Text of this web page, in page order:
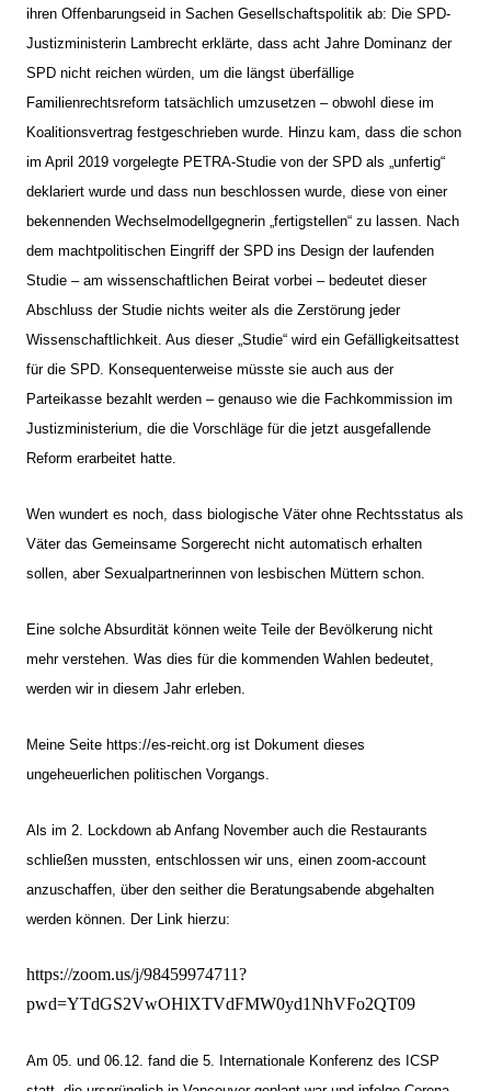
ihren Offenbarungseid in Sachen Gesellschaftspolitik ab: Die SPD-
Justizministerin Lambrecht erklärte, dass acht Jahre Dominanz der
SPD nicht reichen würden, um die längst überfällige
Familienrechtsreform tatsächlich umzusetzen – obwohl diese im
Koalitionsvertrag festgeschrieben wurde. Hinzu kam, dass die schon
im April 2019 vorgelegte PETRA-Studie von der SPD als „unfertig“
deklariert wurde und dass nun beschlossen wurde, diese von einer
bekennenden Wechselmodellgegnerin „fertigstellen“ zu lassen. Nach
dem machtpolitischen Eingriff der SPD ins Design der laufenden
Studie – am wissenschaftlichen Beirat vorbei – bedeutet dieser
Abschluss der Studie nichts weiter als die Zerstörung jeder
Wissenschaftlichkeit. Aus dieser „Studie“ wird ein Gefälligkeitsattest
für die SPD. Konsequenterweise müsste sie auch aus der
Parteikasse bezahlt werden – genauso wie die Fachkommission im
Justizministerium, die die Vorschläge für die jetzt ausgefallende
Reform erarbeitet hatte.
Wen wundert es noch, dass biologische Väter ohne Rechtsstatus als
Väter das Gemeinsame Sorgerecht nicht automatisch erhalten
sollen, aber Sexualpartnerinnen von lesbischen Müttern schon.
Eine solche Absurdität können weite Teile der Bevölkerung nicht
mehr verstehen. Was dies für die kommenden Wahlen bedeutet,
werden wir in diesem Jahr erleben.
Meine Seite https://es-reicht.org ist Dokument dieses
ungeheuerlichen politischen Vorgangs.
Als im 2. Lockdown ab Anfang November auch die Restaurants
schließen mussten, entschlossen wir uns, einen zoom-account
anzuschaffen, über den seither die Beratungsabende abgehalten
werden können. Der Link hierzu:
https://zoom.us/j/98459974711?
pwd=YTdGS2VwOHlXTVdFMW0yd1NhVFo2QT09
Am 05. und 06.12. fand die 5. Internationale Konferenz des ICSP